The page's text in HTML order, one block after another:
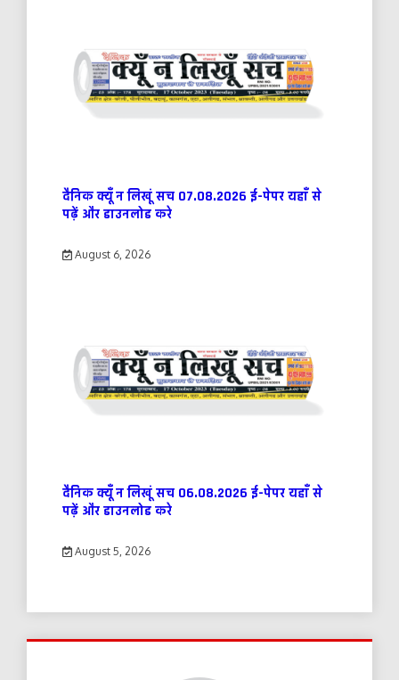
दैनिक क्यूँ न लिखूं सच 07.08.2026 ई-पेपर यहाँ से
पढ़ें और डाउनलोड करे
August 6, 2026
दैनिक क्यूँ न लिखूं सच 06.08.2026 ई-पेपर यहाँ से
पढ़ें और डाउनलोड करे
August 5, 2026